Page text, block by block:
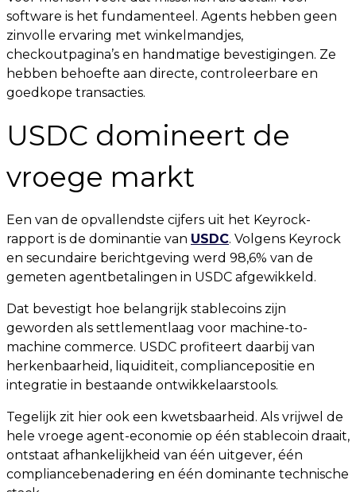
software is het fundamenteel. Agents hebben geen
zinvolle ervaring met winkelmandjes,
checkoutpagina’s en handmatige bevestigingen. Ze
hebben behoefte aan directe, controleerbare en
goedkope transacties.
USDC domineert de
vroege markt
Een van de opvallendste cijfers uit het Keyrock-
rapport is de dominantie van USDC. Volgens Keyrock
en secundaire berichtgeving werd 98,6% van de
gemeten agentbetalingen in USDC afgewikkeld.
Dat bevestigt hoe belangrijk stablecoins zijn
geworden als settlementlaag voor machine-to-
machine commerce. USDC profiteert daarbij van
herkenbaarheid, liquiditeit, compliancepositie en
integratie in bestaande ontwikkelaarstools.
Tegelijk zit hier ook een kwetsbaarheid. Als vrijwel de
hele vroege agent-economie op één stablecoin draait,
ontstaat afhankelijkheid van één uitgever, één
compliancebenadering en één dominante technische